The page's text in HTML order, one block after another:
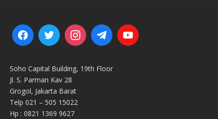
Soho Capital Building, 19th Floor
Jl. S. Parman Kav 28
Grogol, Jakarta Barat
Telp 021 – 505 15022
Hp : 0821 1369 9627